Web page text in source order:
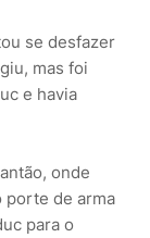
se desfazer
mas foi
e havia
onde
porte de arma
para o